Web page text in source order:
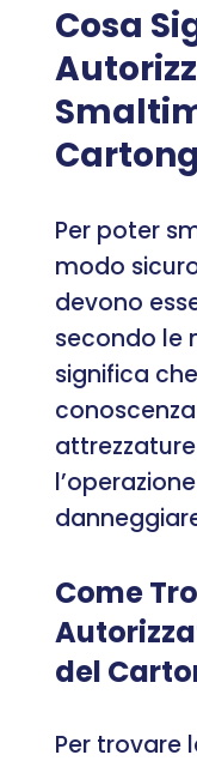
Cosa
Per poter
modo
devono
secondo le
significa
Come
del
Per trovare